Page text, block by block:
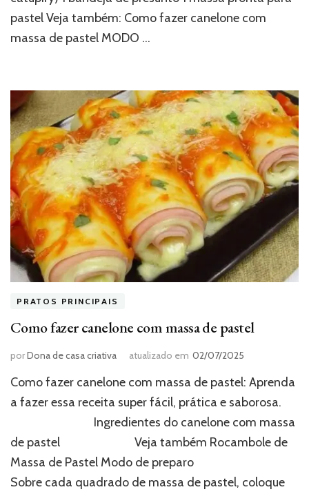
pastel Veja também: Como fazer canelone com
massa de pastel MODO …
PRATOS PRINCIPAIS
Como fazer canelone com massa de pastel
porDona de casa criativa atualizado em 02/07/2025
Como fazer canelone com massa de pastel: Aprenda
a fazer essa receita super fácil, prática e saborosa.
⠀⠀⠀⠀⠀⠀⠀⠀⠀ Ingredientes do canelone com massa
de pastel⠀⠀⠀⠀⠀⠀⠀⠀ Veja também Rocambole de
Massa de Pastel Modo de preparo⠀⠀⠀⠀⠀⠀⠀⠀⠀
Sobre cada quadrado de massa de pastel, coloque